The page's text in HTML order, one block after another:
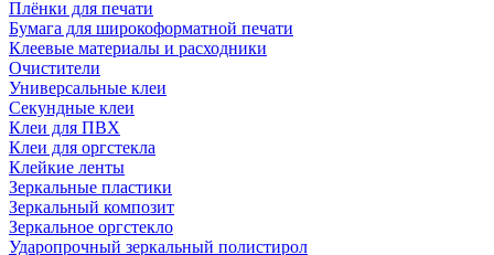
Плёнки для печати
Бумага для широкоформатной печати
Клеевые материалы и расходники
Очистители
Универсальные клеи
Секундные клеи
Клеи для ПВХ
Клеи для оргстекла
Клейкие ленты
Зеркальные пластики
Зеркальный композит
Зеркальное оргстекло
Ударопрочный зеркальный полистирол